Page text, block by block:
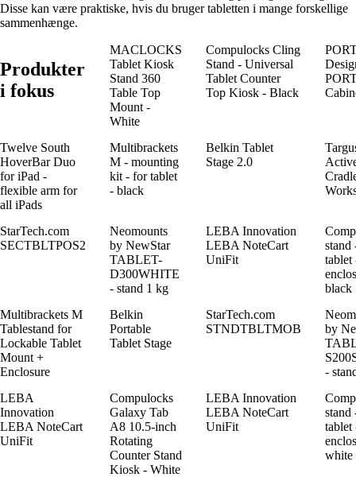
Disse kan være praktiske, hvis du bruger tabletten i mange forskellige
sammenhænge.
Produkter
i fokus
MACLOCKS
Tablet Kiosk
Stand 360
Table Top
Mount -
White
Compulocks Cling
Stand - Universal
Tablet Counter
Top Kiosk - Black
Twelve South
HoverBar Duo
for iPad -
flexible arm for
all iPads
Multibrackets
M - mounting
kit - for tablet
- black
Belkin Tablet
Stage 2.0
StarTech.com
SECTBLTPOS2
Neomounts
by NewStar
TABLET-
D300WHITE
- stand 1 kg
LEBA Innovation
LEBA NoteCart
UniFit
stand
tablet
black
Multibrackets M
Tablestand for
Lockable Tablet
Mount +
Enclosure
Belkin
Portable
Tablet Stage
StarTech.com
STNDTBLTMOB
by
-
LEBA
Innovation
LEBA NoteCart
UniFit
Compulocks
Galaxy Tab
A8 10.5-inch
Rotating
Counter Stand
Kiosk - White
LEBA Innovation
LEBA NoteCart
UniFit
stand
tablet
white